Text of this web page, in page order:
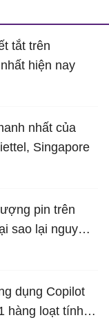
tắt trên
hiện nay
nhất của
Singapore
pin trên
sao lại nguy
dụng Copilot
hàng loạt tính